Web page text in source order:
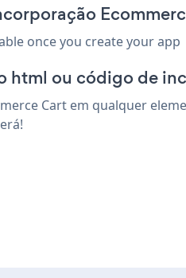
once you create your app
html ou código de
Cart em qualquer